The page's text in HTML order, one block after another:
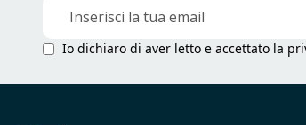
Newsletter:
Io dichiaro di aver letto e accettato la